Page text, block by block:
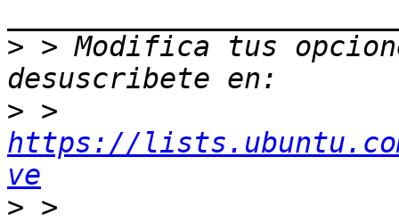
> > Modifica tus
>
https://
ve
>